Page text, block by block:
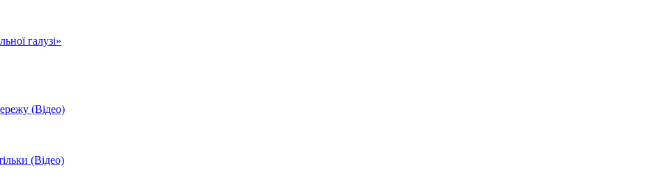
галузі»
(Відео)
(Відео)